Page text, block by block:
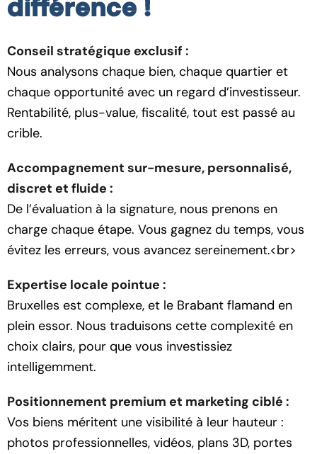
différence !​
Conseil stratégique exclusif :
Nous analysons chaque bien, chaque quartier et
chaque opportunité avec un regard d’investisseur.
Rentabilité, plus-value, fiscalité, tout est passé au
crible.
Accompagnement sur-mesure, personnalisé,
discret et fluide :
De l’évaluation à la signature, nous prenons en
charge chaque étape. Vous gagnez du temps, vous
évitez les erreurs, vous avancez sereinement.<br>
Expertise locale pointue :
Bruxelles est complexe, et le Brabant flamand en
plein essor. Nous traduisons cette complexité en
choix clairs, pour que vous investissiez
intelligemment.
Positionnement premium et marketing ciblé :
Vos biens méritent une visibilité à leur hauteur :
photos professionnelles, vidéos, plans 3D, portes